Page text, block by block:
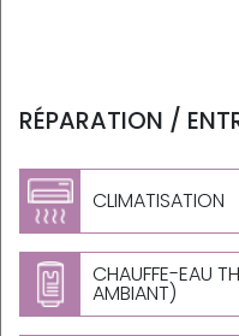
RÉPARATION /
CLIMATISATION
CHAUFFE-EAU
AMBIANT)